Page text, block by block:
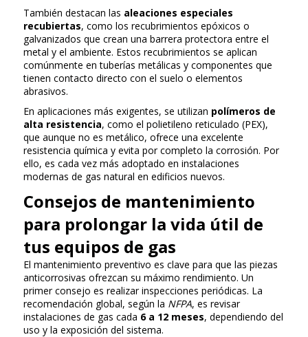
También destacan las aleaciones especiales
recubiertas, como los recubrimientos epóxicos o
galvanizados que crean una barrera protectora entre el
metal y el ambiente. Estos recubrimientos se aplican
comúnmente en tuberías metálicas y componentes que
tienen contacto directo con el suelo o elementos
abrasivos.
En aplicaciones más exigentes, se utilizan polímeros de
alta resistencia, como el polietileno reticulado (PEX),
que aunque no es metálico, ofrece una excelente
resistencia química y evita por completo la corrosión. Por
ello, es cada vez más adoptado en instalaciones
modernas de gas natural en edificios nuevos.
Consejos de mantenimiento
para prolongar la vida útil de
tus equipos de gas
El mantenimiento preventivo es clave para que las piezas
anticorrosivas ofrezcan su máximo rendimiento. Un
primer consejo es realizar inspecciones periódicas. La
recomendación global, según la NFPA, es revisar
instalaciones de gas cada 6 a 12 meses, dependiendo del
uso y la exposición del sistema.